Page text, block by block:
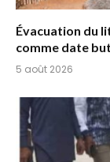
Évacuation du
comme date
5 août 2026